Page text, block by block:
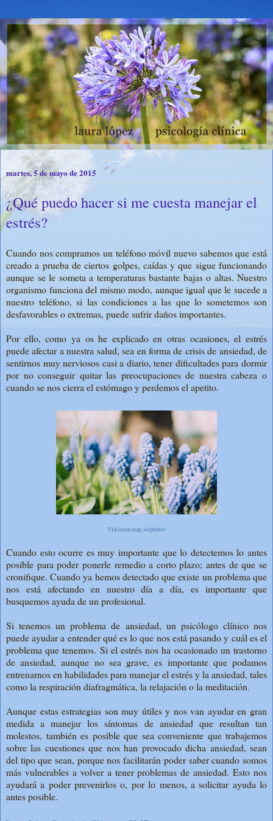
martes, 5 de mayo de 2015
¿Qué puedo hacer si me cuesta manejar el
estrés?
Cuando nos compramos un teléfono móvil nuevo sabemos que está
creado a prueba de ciertos golpes, caídas y que sigue funcionando
aunque se le someta a temperaturas bastante bajas o altas. Nuestro
organismo funciona del mismo modo, aunque igual que le sucede a
nuestro teléfono, si las condiciones a las que lo sometemos son
desfavorables o extremas, puede sufrir daños importantes.
Por ello, como ya os he explicado en otras ocasiones, el estrés
puede afectar a nuestra salud, sea en forma de crisis de ansiedad, de
sentirnos muy nerviosos casi a diario, tener dificultades para dormir
por no conseguir quitar las preocupaciones de nuestra cabeza o
cuando se nos cierra el estómago y perdemos el apetito.
Vía/stocksnap.io/photo/
Cuando esto ocurre es muy importante que lo detectemos lo antes
posible para poder ponerle remedio a corto plazo; antes de que se
cronifique. Cuando ya hemos detectado que existe un problema que
nos está afectando en nuestro día a día, es importante que
busquemos ayuda de un profesional.
Si tenemos un problema de ansiedad, un psicólogo clínico nos
puede ayudar a entender qué es lo que nos está pasando y cuál es el
problema que tenemos. Si el estrés nos ha ocasionado un trastorno
de ansiedad, aunque no sea grave, es importante que podamos
entrenarnos en habilidades para manejar el estrés y la ansiedad, tales
como la respiración diafragmática, la relajación o la meditación.
Aunque estas estrategias son muy útiles y nos van ayudar en gran
medida a manejar los síntomas de ansiedad que resultan tan
molestos, también es posible que sea conveniente que trabajemos
sobre las cuestiones que nos han provocado dicha ansiedad, sean
del tipo que sean, porque nos facilitarán poder saber cuando somos
más vulnerables a volver a tener problemas de ansiedad. Esto nos
ayudará a poder prevenirlos o, por lo menos, a solicitar ayuda lo
antes posible.